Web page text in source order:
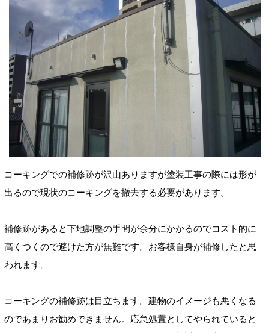
コーキングでの補修跡が沢山ありますが塗装工事の際には形が
出るので現状のコーキングを撤去する必要があります。
補修跡があると下地調整の手間が余分にかかるのでコスト的に
高くつくので避けた方が無難です。お客様自身が補修したと思
われます。
コーキングの補修跡は目立ちます。建物のイメージも悪くなる
のであまりお勧めできません。応急処置としてやられていると